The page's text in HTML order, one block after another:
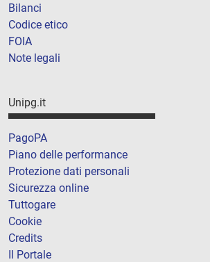
Bilanci
Codice etico
FOIA
Note legali
Unipg.it
PagoPA
Piano delle performance
Protezione dati personali
Sicurezza online
Tuttogare
Cookie
Credits
Il Portale